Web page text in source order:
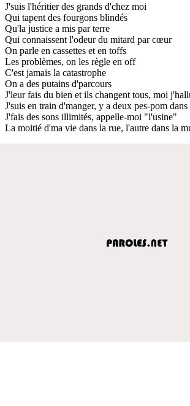
J'suis l'héritier des grands d'chez moi
Qui tapent des fourgons blindés
Qu'la justice a mis par terre
Qui connaissent l'odeur du mitard par cœur
On parle en cassettes et en toffs
Les problèmes, on les règle en off
C'est jamais la catastrophe
On a des putains d'parcours
J'leur fais du bien et ils changent tous, moi
J'suis en train d'manger, y a deux pes-pom
J'fais des sons illimités, appelle-moi "l'usine"
La moitié d'ma vie dans la rue, l'autre dans la